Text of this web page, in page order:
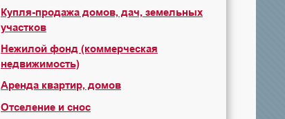
Купля-продажа домов, дач, земельных
участков
Нежилой фонд (коммерческая
недвижимость)
Аренда квартир, домов
Отселение и снос